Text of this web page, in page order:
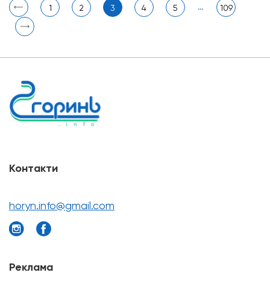
1 2 3 4 5 … 109
Контакти
horyn.info@gmail.com
Реклама